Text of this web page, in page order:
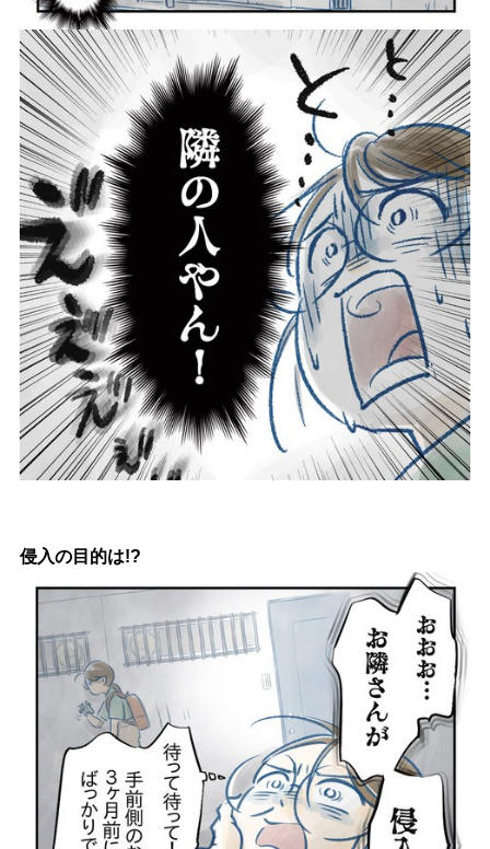
侵入の目的は!?